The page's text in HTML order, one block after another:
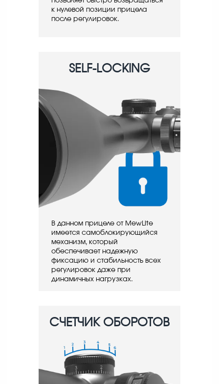
к нулевой позиции прицела
после регулировок.
SELF-LOCKING
В данном прицеле от MewLite
имеется самоблокирующийся
механизм, который
обеспечивает надежную
фиксацию и стабильность всех
регулировок даже при
динамичных нагрузках.
СЧЕТЧИК ОБОРОТОВ